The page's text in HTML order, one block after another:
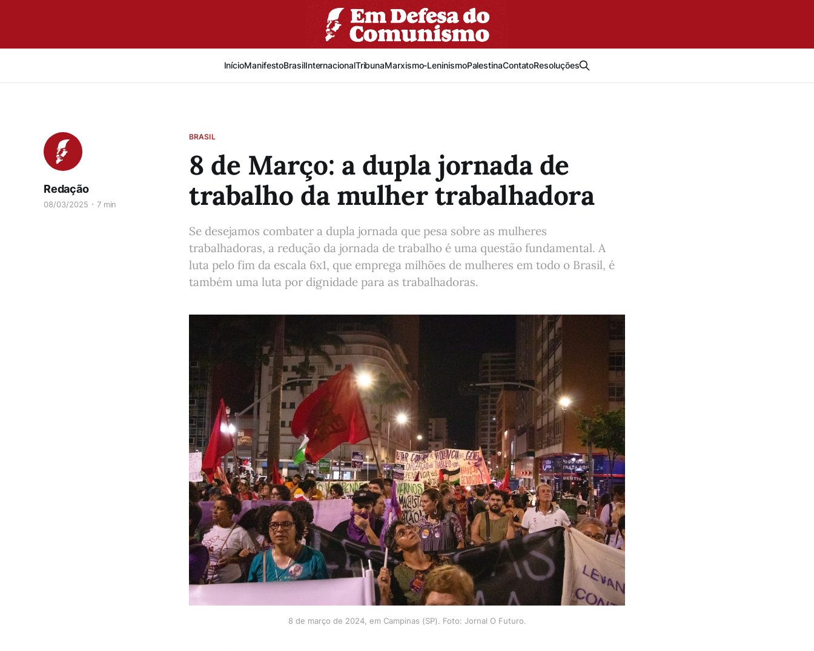
InícioManifestoBrasilInternacionalTribunaMarxismo-LeninismoPalestinaContatoResoluções
BRASIL
8 de Março: a dupla jornada de
trabalho da mulher trabalhadora
Redação
08/03/2025 7 min
Se desejamos combater a dupla jornada que pesa sobre as mulheres
trabalhadoras, a redução da jornada de trabalho é uma questão fundamental. A
luta pelo fim da escala 6x1, que emprega milhões de mulheres em todo o Brasil, é
também uma luta por dignidade para as trabalhadoras.
8 de março de 2024, em Campinas (SP). Foto: Jornal O Futuro.